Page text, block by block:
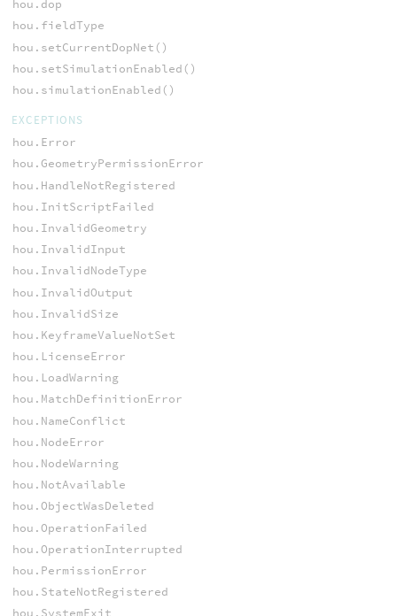
hou.dop
hou.fieldType
hou.setCurrentDopNet()
hou.setSimulationEnabled()
hou.simulationEnabled()
EXCEPTIONS
hou.Error
hou.GeometryPermissionError
hou.HandleNotRegistered
hou.InitScriptFailed
hou.InvalidGeometry
hou.InvalidInput
hou.InvalidNodeType
hou.InvalidOutput
hou.InvalidSize
hou.KeyframeValueNotSet
hou.LicenseError
hou.LoadWarning
hou.MatchDefinitionError
hou.NameConflict
hou.NodeError
hou.NodeWarning
hou.NotAvailable
hou.ObjectWasDeleted
hou.OperationFailed
hou.OperationInterrupted
hou.PermissionError
hou.StateNotRegistered